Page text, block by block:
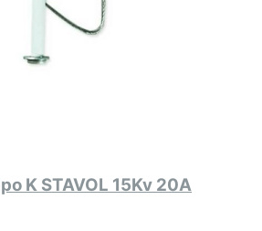
K STAVOL 15Kv 20A